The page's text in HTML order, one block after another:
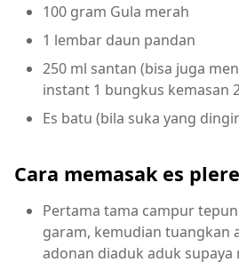
100 gram Gula merah
1 lembar daun pandan
250 ml santan (bisa juga
instant 1 bungkus kemasan
Es batu (bila suka yang
Cara memasak es
Pertama tama campur
garam, kemudian tuangkan
adonan diaduk aduk supaya